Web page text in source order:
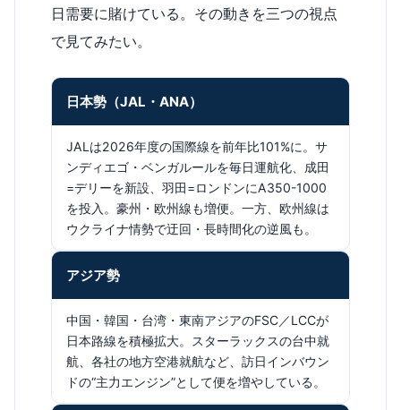
日需要に賭けている。その動きを三つの視点
で見てみたい。
日本勢（JAL・ANA）
JALは2026年度の国際線を前年比101%に。サ
ンディエゴ・ベンガルールを毎日運航化、成田
=デリーを新設、羽田=ロンドンにA350-1000
を投入。豪州・欧州線も増便。一方、欧州線は
ウクライナ情勢で迂回・長時間化の逆風も。
アジア勢
中国・韓国・台湾・東南アジアのFSC／LCCが
日本路線を積極拡大。スターラックスの台中就
航、各社の地方空港就航など、訪日インバウン
ドの“主力エンジン”として便を増やしている。